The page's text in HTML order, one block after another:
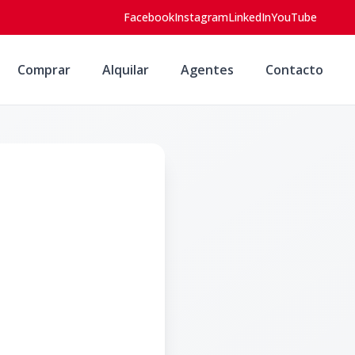
FacebookInstagramLinkedInYouTube
Comprar Alquilar Agentes Contacto